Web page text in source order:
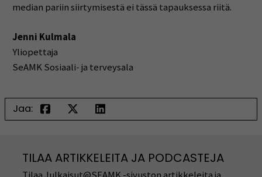
median pariin siirtymisestä ei tässä tapauksessa riitä.
Jenni Kulmala
Yliopettaja
SeAMK Sosiaali- ja terveysala
Jaa:
TILAA ARTIKKELEITA JA PODCASTEJA